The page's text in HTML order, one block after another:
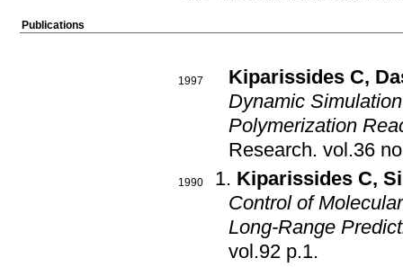
Publications
1997 Kiparissides C,
Dynamic
Polymerization
Research.
1990 Kiparissides C,
Control of
Long-Range
vol.92 p.1.